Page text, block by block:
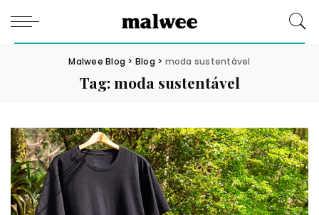
Malwee Blog > Blog > moda sustentável
Tag:moda sustentável